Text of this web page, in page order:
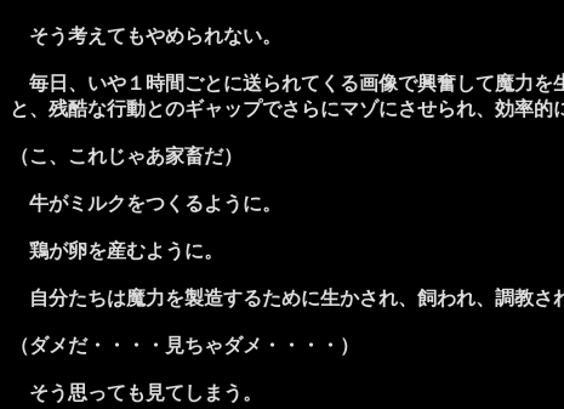
そう考えてもやめられない。
毎日、いや１時間ごとに送られてくる画像で興奮して魔力を
と、残酷な行動とのギャップでさらにマゾにさせられ、効率的
（こ、これじゃあ家畜だ）
牛がミルクをつくるように。
鶏が卵を産むように。
自分たちは魔力を製造するために生かされ、飼われ、調教さ
（ダメだ・・・・見ちゃダメ・・・・）
そう思っても見てしまう。